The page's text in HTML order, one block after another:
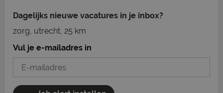
Dagelijks nieuwe vacatures in je inbox?
zorg, utrecht, 25 km
Vul je e-mailadres in